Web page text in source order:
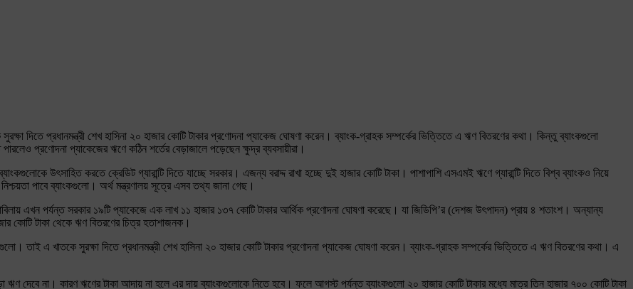
দিতে প্রধানমন্ত্রী শেখ হাসিনা ২০ হাজার কোটি টাকার প্রণোদনা প্যাকেজ ঘোষণা করেন। ব্যাংক-গ্রাহক সম্পর্কের ভিত্তিতে এ ঋণ বিতরণের কথা। কিন্তু ব্যাংকগুলো
প্রণোদনা প্যাকেজের ঋণে কঠিন শর্তের বেড়াজালে পড়েছেন ক্ষুদ্র ব্যবসায়ীরা।
উৎসাহিত করতে ক্রেডিট গ্যারান্টি দিতে যাচ্ছে সরকার। এজন্য বরাদ্দ রাখা হচ্ছে দুই হাজার কোটি টাকা। পাশাপাশি এসএমই ঋণে গ্যারান্টি দিতে বিশ্ব ব্যাংকও নিয়ে
পাবে ব্যাংকগুলো। অর্থ মন্ত্রণালয় সূত্রে এসব তথ্য জানা গেছ।
এখন পর্যন্ত সরকার ১৯টি প্যাকেজে এক লাখ ১১ হাজার ১৩৭ কোটি টাকার আর্থিক প্রণোদনা ঘোষণা করেছে। যা জিডিপি’র (দেশজ উৎপাদন) প্রায় ৪ শতাংশ। অন্যান্য
কোটি টাকা থেকে ঋণ বিতরণের চিত্র হতাশাজনক।
তাই এ খাতকে সুরক্ষা দিতে প্রধানমন্ত্রী শেখ হাসিনা ২০ হাজার কোটি টাকার প্রণোদনা প্যাকেজ ঘোষণা করেন। ব্যাংক-গ্রাহক সম্পর্কের ভিত্তিতে এ ঋণ বিতরণের কথা। এ
দেবে না। কারণ ঋণের টাকা আদায় না হলে এর দায় ব্যাংকগুলোকে নিতে হবে। ফলে আগস্ট পর্যন্ত ব্যাংকগুলো ২০ হাজার কোটি টাকার মধ্যে মাত্র তিন হাজার ৭০০ কোটি টাকা